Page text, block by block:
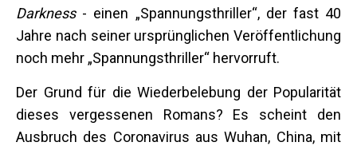
Darkness- einen „Spannungsthriller“, der fast 40
Jahre nach seiner ursprünglichen Veröffentlichung
noch mehr „Spannungsthriller“ hervorruft.
Der Grund für die Wiederbelebung der Popularität
dieses vergessenen Romans? Es scheint den
Ausbruch des Coronavirus aus Wuhan, China, mit